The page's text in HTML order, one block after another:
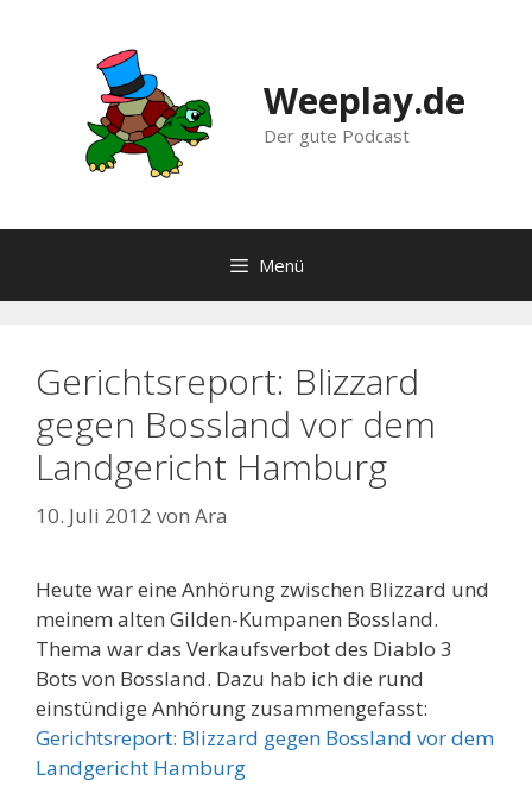
Weeplay.de
Der gute Podcast
Menü
Gerichtsreport: Blizzard
gegen Bossland vor dem
Landgericht Hamburg
10. Juli 2012 von Ara
Heute war eine Anhörung zwischen Blizzard und
meinem alten Gilden-Kumpanen Bossland.
Thema war das Verkaufsverbot des Diablo 3
Bots von Bossland. Dazu hab ich die rund
einstündige Anhörung zusammengefasst:
Gerichtsreport: Blizzard gegen Bossland vor dem
Landgericht Hamburg